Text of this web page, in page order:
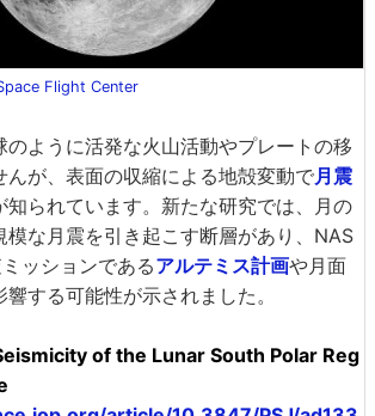
Flight Center
のように活発な火山活動やプレートの移
んが、表面の収縮による地殻変動で月震
知られています。新たな研究では、月の
模な月震を引き起こす断層があり、NAS
ッションであるアルテミス計画や月面
する可能性が示されました。
of the Lunar South Polar Reg